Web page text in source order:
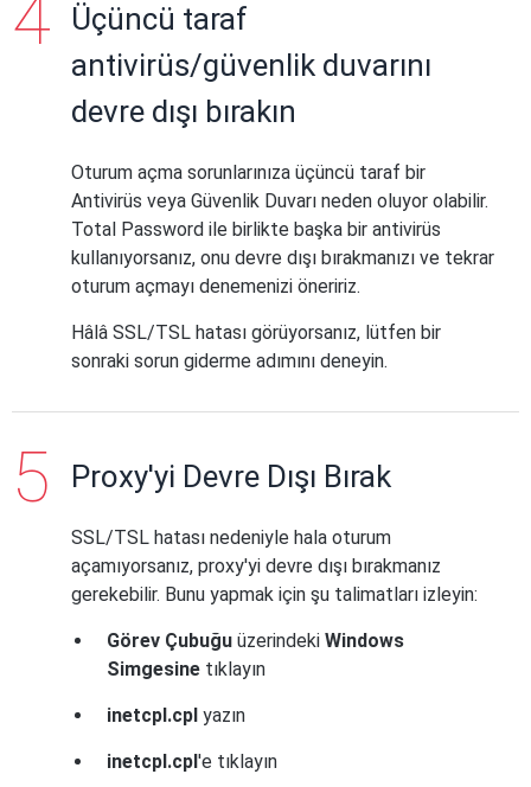
Üçüncü taraf
antivirüs/güvenlik duvarını
devre dışı bırakın
Oturum açma sorunlarınıza üçüncü taraf bir
Antivirüs veya Güvenlik Duvarı neden oluyor olabilir.
Total Password ile birlikte başka bir antivirüs
kullanıyorsanız, onu devre dışı bırakmanızı ve tekrar
oturum açmayı denemenizi öneririz.
Hâlâ SSL/TSL hatası görüyorsanız, lütfen bir
sonraki sorun giderme adımını deneyin.
Proxy'yi Devre Dışı Bırak
SSL/TSL hatası nedeniyle hala oturum
açamıyorsanız, proxy'yi devre dışı bırakmanız
gerekebilir. Bunu yapmak için şu talimatları izleyin:
Görev Çubuğu üzerindeki Windows
Simgesine tıklayın
inetcpl.cpl yazın
inetcpl.cpl'e tıklayın